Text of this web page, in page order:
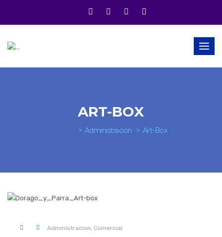
ART-BOX
Administración Art-Box
Administracion, Comercial